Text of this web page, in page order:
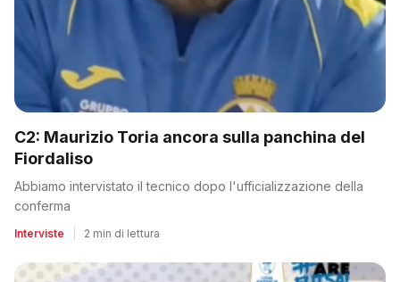
C2: Maurizio Toria ancora sulla panchina del
Fiordaliso
Abbiamo intervistato il tecnico dopo l'ufficializzazione della
conferma
Interviste 2 min di lettura